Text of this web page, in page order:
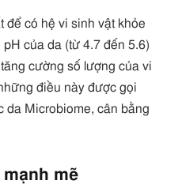
để có hệ vi sinh vật khỏe
của da (từ 4.7 đến 5.6)
cường số lượng của vi
điều này được gọi
da Microbiome, cân bằng
mạnh mẽ